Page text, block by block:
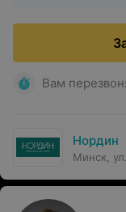
Вам
Нордин
Минск,